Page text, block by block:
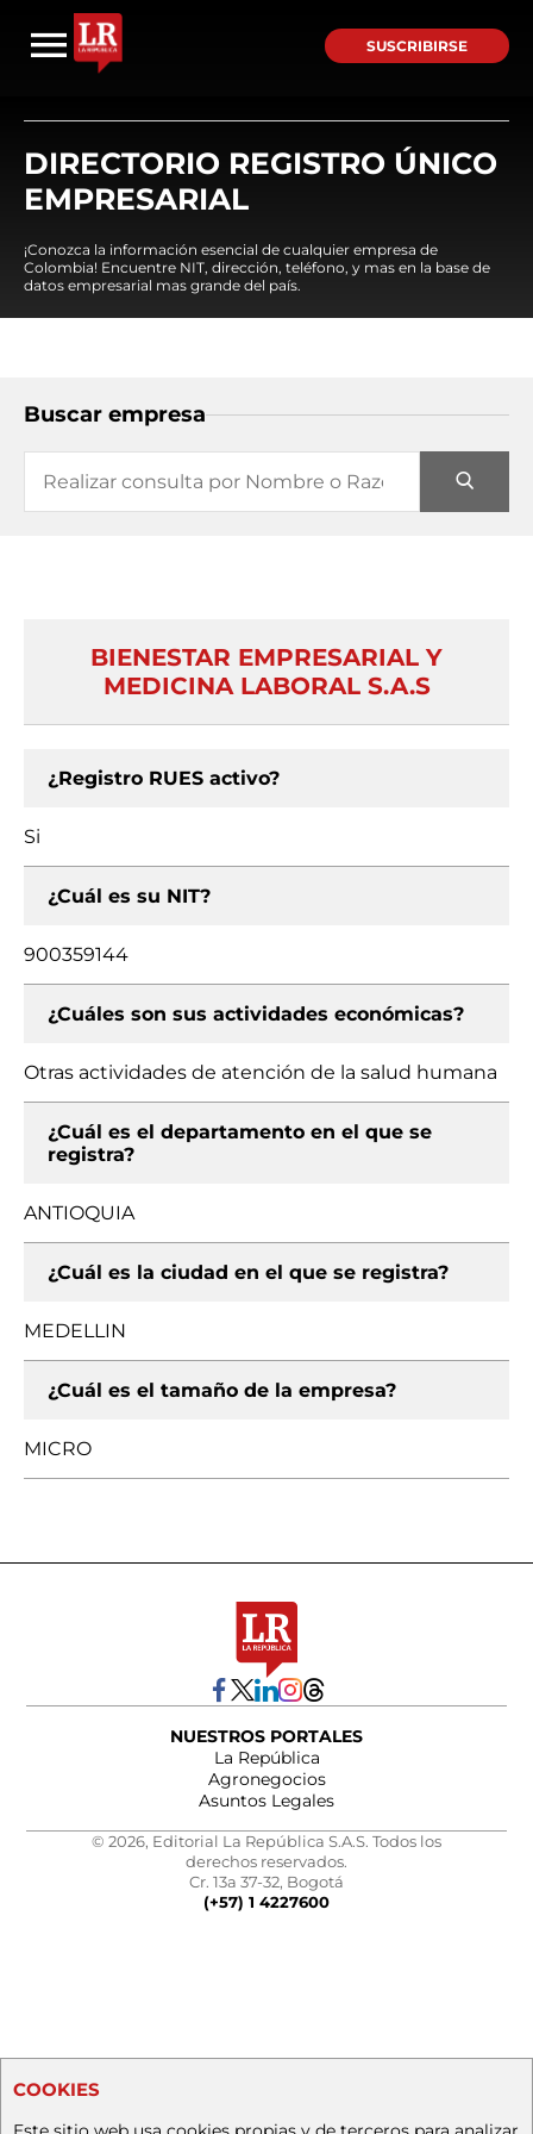
SUSCRIBIRSE
DIRECTORIO REGISTRO ÚNICO
EMPRESARIAL
¡Conozca la información esencial de cualquier empresa de
Colombia! Encuentre NIT, dirección, teléfono, y mas en la base de
datos empresarial mas grande del país.
Buscar empresa
BIENESTAR EMPRESARIAL Y
MEDICINA LABORAL S.A.S
¿Registro RUES activo?
Si
¿Cuál es su NIT?
900359144
¿Cuáles son sus actividades económicas?
Otras actividades de atención de la salud humana
¿Cuál es el departamento en el que se
registra?
ANTIOQUIA
¿Cuál es la ciudad en el que se registra?
MEDELLIN
¿Cuál es el tamaño de la empresa?
MICRO
NUESTROS PORTALES
La República
Agronegocios
Asuntos Legales
© 2026, Editorial La República S.A.S. Todos los
derechos reservados.
Cr. 13a 37-32, Bogotá
(+57) 1 4227600
COOKIES